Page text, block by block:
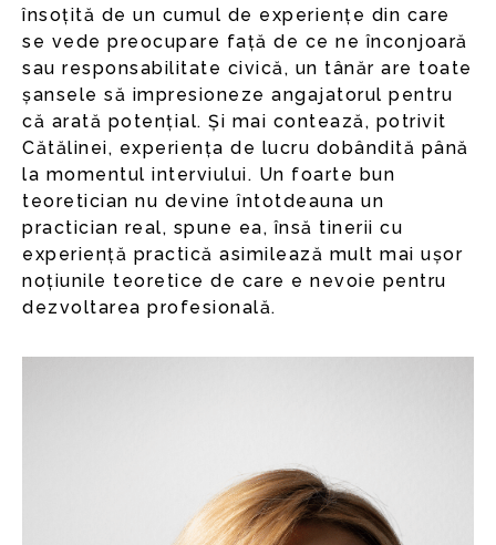
însoțită de un cumul de experiențe din care
se vede preocupare față de ce ne înconjoară
sau responsabilitate civică, un tânăr are toate
șansele să impresioneze angajatorul pentru
că arată potențial. Și mai contează, potrivit
Cătălinei, experiența de lucru dobândită până
la momentul interviului. Un foarte bun
teoretician nu devine întotdeauna un
practician real, spune ea, însă tinerii cu
experiență practică asimilează mult mai ușor
noțiunile teoretice de care e nevoie pentru
dezvoltarea profesională.